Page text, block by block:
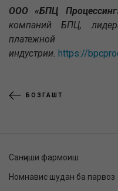
ООО «БПЦ
компаний БПЦ,
платежной
индустрии. https://
БОЗГАШТ
Санҷиши фармоиш
Номнавис шудан ба парвоз